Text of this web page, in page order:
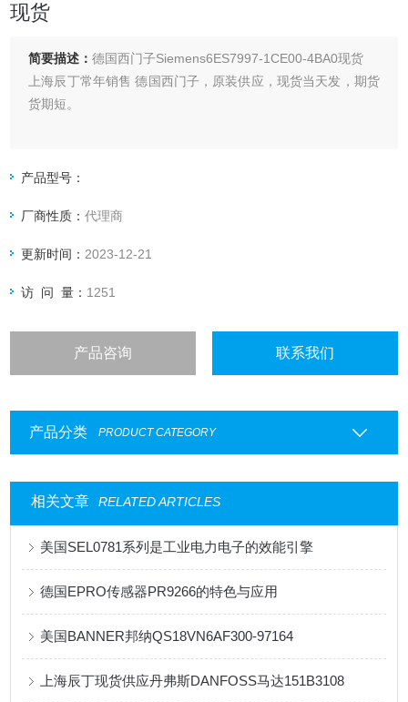
现货
简要描述：德国西门子Siemens6ES7997-1CE00-4BA0现货
上海辰丁常年销售 德国西门子，原装供应，现货当天发，期货
货期短。
产品型号：
厂商性质：代理商
更新时间： 2023-12-21
访 问 量： 1251
产品咨询 联系我们
产品分类 PRODUCT CATEGORY
相关文章 RELATED ARTICLES
美国SEL0781系列是工业电力电子的效能引擎
德国EPRO传感器PR9266的特色与应用
美国BANNER邦纳QS18VN6AF300-97164
上海辰丁现货供应丹弗斯DANFOSS马达151B3108